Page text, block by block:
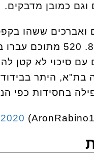
וגם כמובן מדבקים.
תלמידים ואברכים
בת"א, היתר
בחסידות כפי